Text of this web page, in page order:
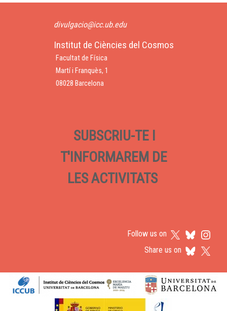
divulgacio@icc.ub.edu
Institut de Ciències del Cosmos
Facultat de Física
Martí i Franquès, 1
08028 Barcelona
SUBSCRIU-TE I
T'INFORMAREM DE
LES ACTIVITATS
Follow us on
Share us on
Logos footer